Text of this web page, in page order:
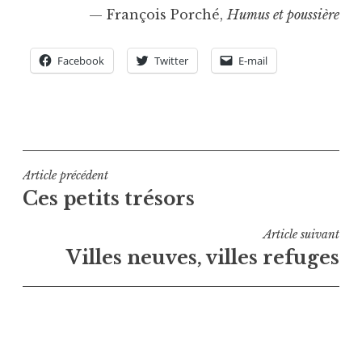
— François Porché,Humus et poussière
Facebook Twitter E-mail
b
l
i
s
Navigation
de
Article précédent
Ces petits trésors
Article suivant
Villes neuves, villes refuges